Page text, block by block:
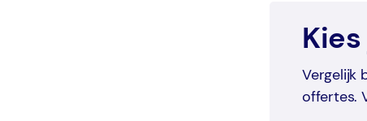
Vergelijk
offertes.